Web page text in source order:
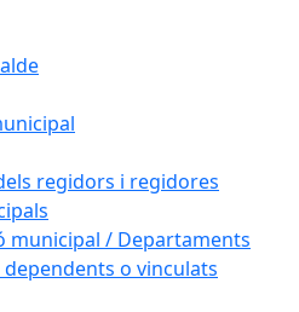
regidors i regidores
municipal / Departaments
o vinculats